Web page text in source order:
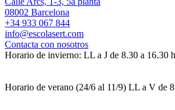
08002 Barcelona
+34 933 067 844
info@escolasert.com
Contacta con nosotros
Horario de invierno: LL a J de 8.30 a 16.30
Horario de verano (24/6 al 11/9) LL a V de